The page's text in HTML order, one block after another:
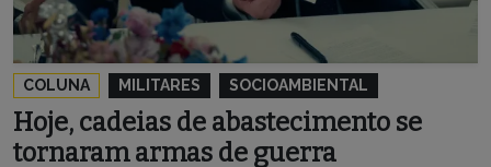
COLUNA MILITARES SOCIOAMBIENTAL
Hoje, cadeias de abastecimento se
tornaram armas de guerra